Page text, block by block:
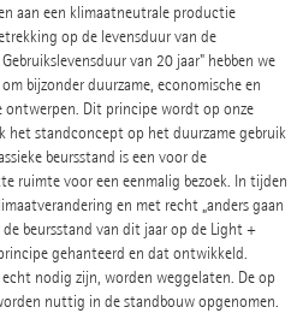
aan een klimaatneutrale productie
op de levensduur van de
van 20 jaar" hebben we
bijzonder duurzame, economische en
Dit principe wordt op onze
het standconcept op het duurzame gebruik
beursstand is een voor de
ruimte voor een eenmalig bezoek. In tijden
en met recht „anders gaan
beursstand van dit jaar op de Light +
gehanteerd en dat ontwikkeld.
nodig zijn, worden weggelaten. De op
nuttig in de standbouw opgenomen.